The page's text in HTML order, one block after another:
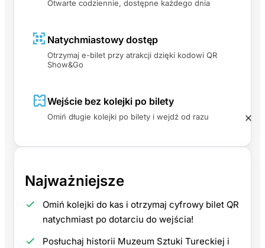
Otwarte codziennie, dostępne każdego dnia
Natychmiastowy dostęp
Otrzymaj e-bilet przy atrakcji dzięki kodowi QR
Show&Go
Wejście bez kolejki po bilety
Omiń długie kolejki po bilety i wejdź od razu
Najważniejsze
Omiń kolejki do kas i otrzymaj cyfrowy bilet QR
natychmiast po dotarciu do wejścia!
Posłuchaj historii Muzeum Sztuki Tureckiej i